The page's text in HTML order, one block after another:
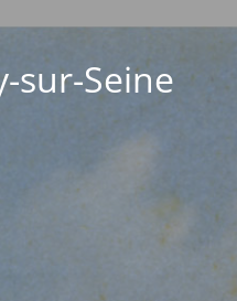
sur-Seine